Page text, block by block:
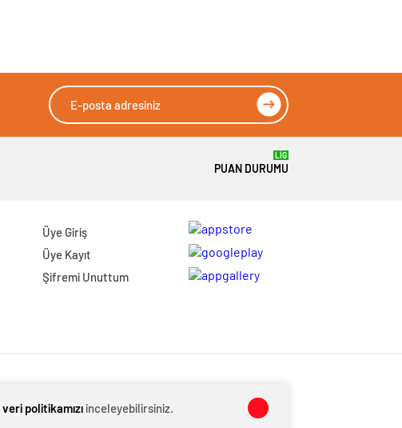
PUAN DURUMU
LİG
Üye Giriş
Üye Kayıt
Şifremi Unuttum
veri politikamızıinceleyebilirsiniz.